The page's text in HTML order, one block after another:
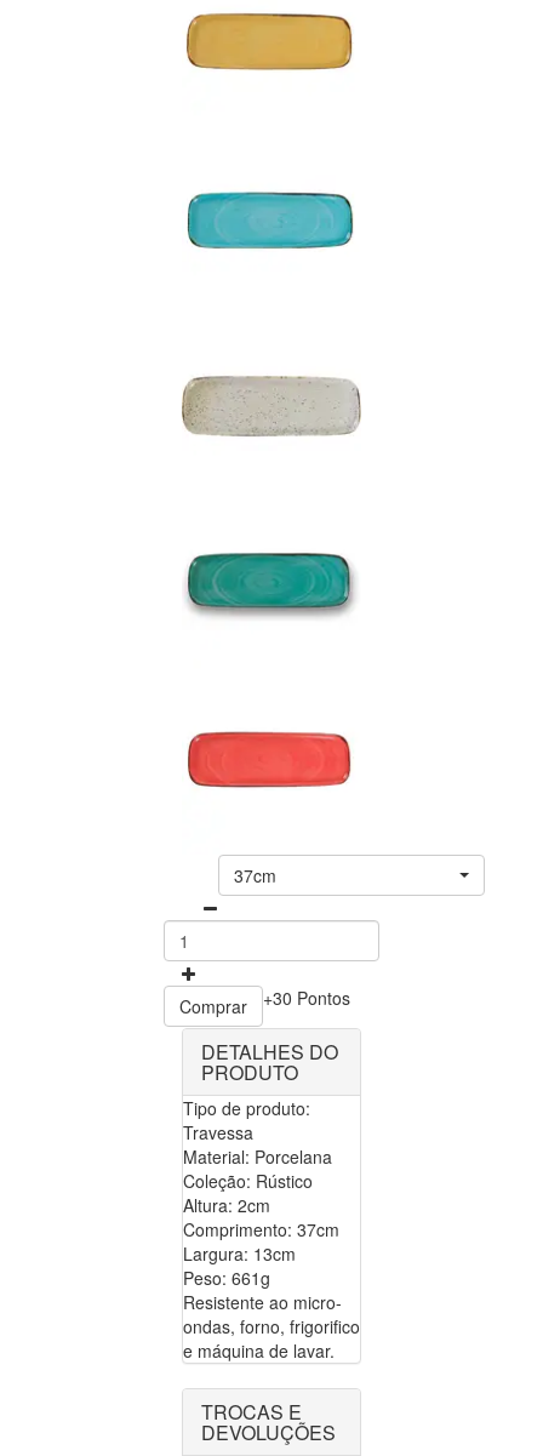
37cm
Comprar +30 Pontos
DETALHES DO
PRODUTO
Tipo de produto:
Travessa
Material: Porcelana
Coleção: Rústico
Altura: 2cm
Comprimento: 37cm
Largura: 13cm
Peso: 661g
Resistente ao micro-
ondas, forno, frigorifico
e máquina de lavar.
TROCAS E
DEVOLUÇÕES